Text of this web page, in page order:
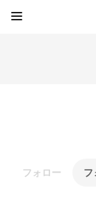
フォロー フ